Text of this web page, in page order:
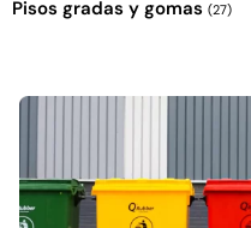
Pisos gradas y gomas (27)